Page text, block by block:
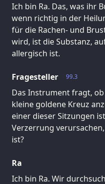
Ich bin Ra. Das, was ihr
wenn richtig in der
für die Rachen- und
wird, ist die Substanz,
allergisch ist.
99.3
Fragesteller
Das Instrument fragt,
kleine goldene Kreuz
einer dieser Sitzungen
Verzerrung
ist?
Ra
Ich bin Ra. Wir